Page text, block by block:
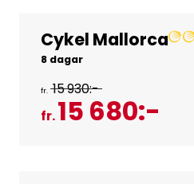
Gruppresor
Cykel Mallorca
8 dagar
fr. 15 930:-
fr.15 680:-